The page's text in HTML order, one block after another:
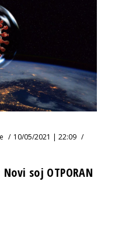
10/05/2021 | 22:09
soj OTPORAN